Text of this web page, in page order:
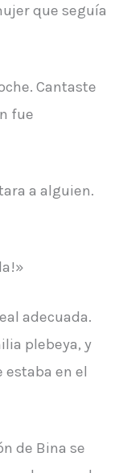
que seguía
Cantaste
fue
a alguien.
adecuada.
plebeya, y
estaba en el
de Bina se